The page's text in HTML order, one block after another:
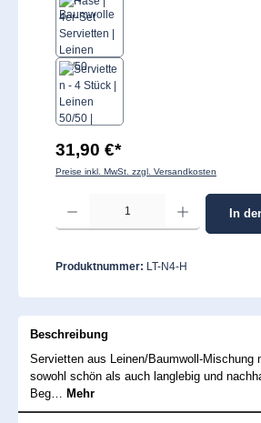
31,90 €*
Preise inkl. MwSt. zzgl. Versandkosten
Produkt Anzahl: Gib den gewünschten Wert
In
Produktnummer: LT-N4-H
Beschreibung
Servietten aus Leinen/Baumwoll-Mischung
sowohl schön als auch langlebig und
Beg… Mehr